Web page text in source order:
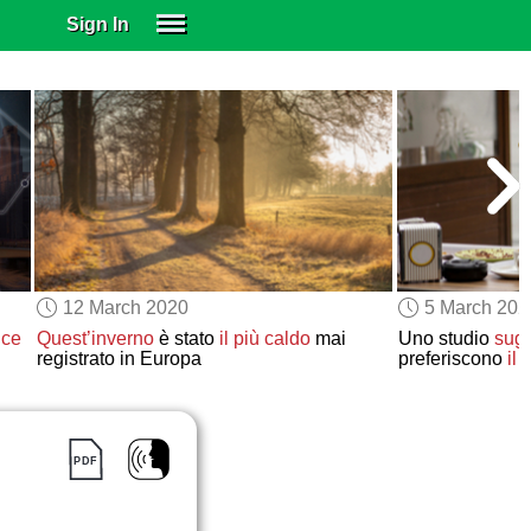
Sign In
SUBSCRIBE
EDUCATIONAL LICENSES
GIFT CARDS
OTHER LANGUAGES
ABOUT US
ALEXA
ADJUST COLORS
12 March 2020
Quest’invernoè stato il più caldomai
registrato in Europa
5 March
Uno studio
preferiscono il